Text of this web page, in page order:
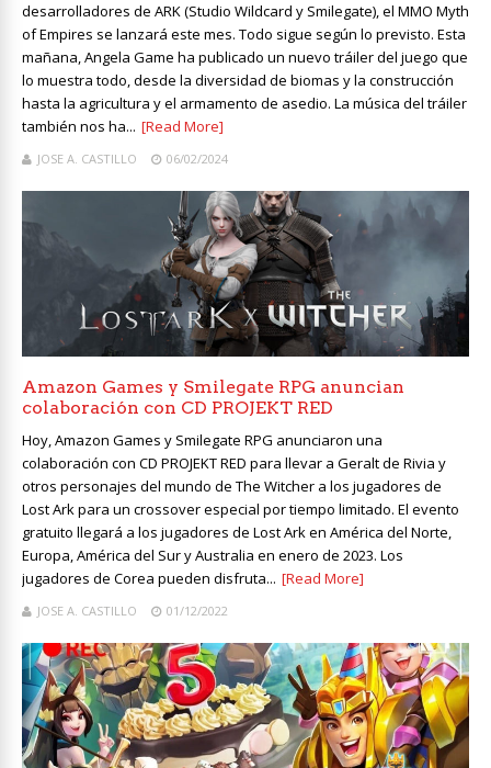
desarrolladores de ARK (Studio Wildcard y Smilegate), el MMO Myth
of Empires se lanzará este mes. Todo sigue según lo previsto. Esta
mañana, Angela Game ha publicado un nuevo tráiler del juego que
lo muestra todo, desde la diversidad de biomas y la construcción
hasta la agricultura y el armamento de asedio. La música del tráiler
también nos ha... [Read More]
JOSE A. CASTILLO 06/02/2024
Amazon Games y Smilegate RPG anuncian
colaboración con CD PROJEKT RED
Hoy, Amazon Games y Smilegate RPG anunciaron una
colaboración con CD PROJEKT RED para llevar a Geralt de Rivia y
otros personajes del mundo de The Witcher a los jugadores de
Lost Ark para un crossover especial por tiempo limitado. El evento
gratuito llegará a los jugadores de Lost Ark en América del Norte,
Europa, América del Sur y Australia en enero de 2023. Los
jugadores de Corea pueden disfruta... [Read More]
JOSE A. CASTILLO 01/12/2022